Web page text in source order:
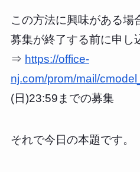
この方法に興味がある場
募集が終了する前に申し
⇒ https://office-
nj.com/prom/mail/
(日)23:59までの募集
それで今日の本題です。